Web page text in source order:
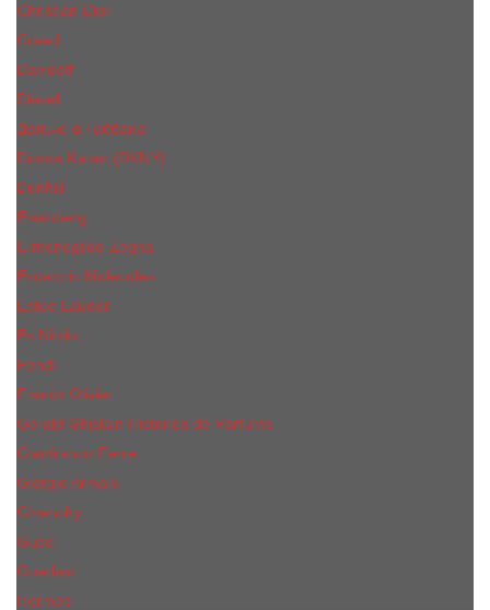
Christian Dior
Creed
Davidoff
Diesel
Дольче & Габбана
Donna Karan (DKNY)
Dunhill
Eisenberg
Ermenegildo Zegna
Escentric Molecules
Еsteе Lаudеr
Ex Nihilo
Fendi
Franck Olivier
Gerald Ghislain Histoires de Parfums
Gianfranco Ferre
Giorgio Armani
Givenchy
Gucci
Guerlain
Hermes